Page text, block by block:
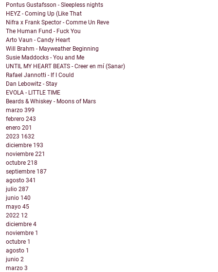
Pontus Gustafsson - Sleepless nights
HEYZ - Coming Up (Like That
Nifra x Frank Spector - Comme Un Reve
The Human Fund - Fuck You
Arto Vaun - Candy Heart
Will Brahm - Mayweather Beginning
Susie Maddocks - You and Me
UNTIL MY HEART BEATS - Creer en mí (Sanar)
Rafael Jannotti - If I Could
Dan Lebowitz - Stay
EVOLA - LITTLE TIME
Beards & Whiskey - Moons of Mars
marzo 399
febrero 243
enero 201
2023 1632
diciembre 193
noviembre 221
octubre 218
septiembre 187
agosto 341
julio 287
junio 140
mayo 45
2022 12
diciembre 4
noviembre 1
octubre 1
agosto 1
junio 2
marzo 3